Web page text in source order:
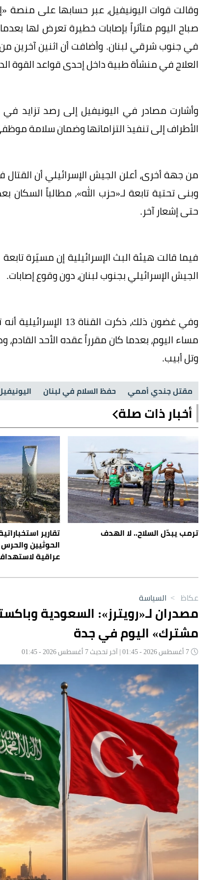
وقالت قوات اليونيفيل، عبر حسابها على
صباح اليوم متأثراً بإصابات خطيرة تعرض لها
في جنوب شرقي لبنان. وأضافت أن اثنين آخرين
العلاج في منشأة طبية داخل إحدى قواعد القوة
وأشارت مصادر في اليونيفيل إلى رصد تزايد
الأطراف إلى تنفيذ التزاماتها وضمان سلامة
من جهة أخرى، أعلن الجيش الإسرائيلي أن
وبنى تحتية تابعة لـ«حزب الله»، مطالباً
حتى إشعار آخر.
فيما قالت هيئة البث الإسرائيلية إن مسيّرة
الجيش الإسرائيلي بجنوب لبنان، دون وقوع إصابات.
وفي غضون ذلك، ذكرت
مساء اليوم، بعدما كان مقرراً عقده الأحد
وتل أبيب.
مقتل جندي أممي حفظ السلام في لبنان
أخبار ذات صلة
ترمب يبدّل السلاح.. لا الهدف
تقارير
الحوثيين
عراقية
عكاظ > السياسة
مصدران لـ«رويترز»: السعودية
مشترك» اليوم في جدة